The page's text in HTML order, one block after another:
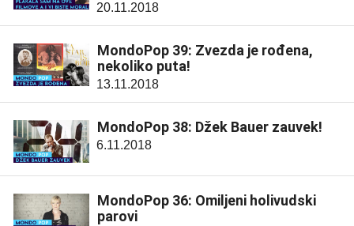
20.11.2018
MondoPop 39: Zvezda je rođena,
nekoliko puta!
13.11.2018
MondoPop 38: Džek Bauer zauvek!
6.11.2018
MondoPop 36: Omiljeni holivudski
parovi